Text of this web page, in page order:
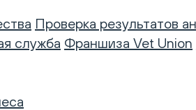
Проверка результатов
служба Франшиза Vet Union